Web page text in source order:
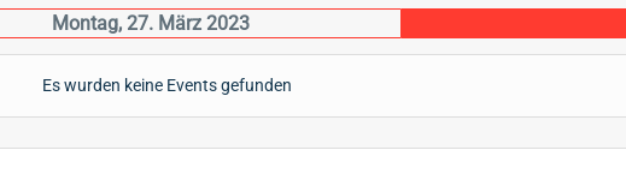
Montag, 27. März 2023
Es wurden keine Events gefunden